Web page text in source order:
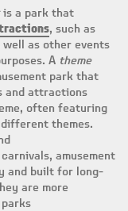
is a park that
, such as
well as other events
A theme
park that
and attractions
often featuring
themes.
amusement
and built for long-
are more